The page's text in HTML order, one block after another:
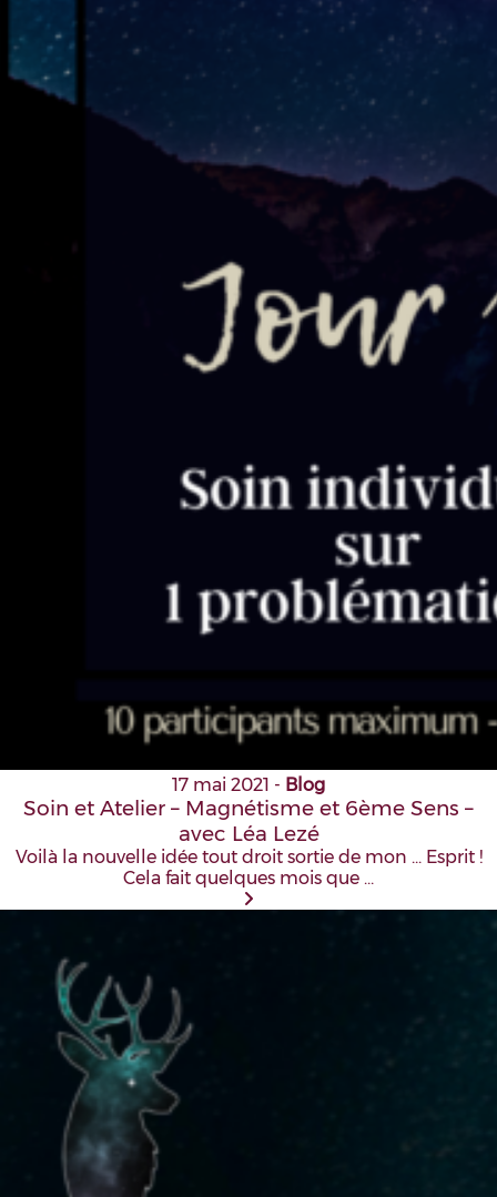
17 mai 2021 - Blog
Soin et Atelier – Magnétisme et 6ème Sens –
avec Léa Lezé
Voilà la nouvelle idée tout droit sortie de mon ... Esprit !
Cela fait quelques mois que …